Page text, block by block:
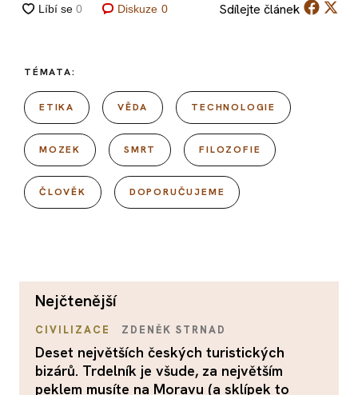
Diskuze 0 Sdílejte článek
TÉMATA:
ETIKA VĚDA TECHNOLOGIE
MOZEK SMRT FILOZOFIE
ČLOVĚK DOPORUČUJEME
nejčtenější
CIVILIZACE ZDENĚK STRNAD
Deset největších českých turistických
bizárů. Trdelník je všude, za největším
peklem musíte na Moravu (a sklípek to